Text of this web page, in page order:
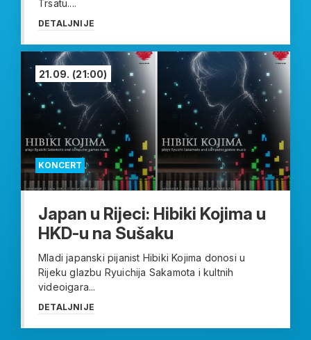
Trsatu....
DETALJNIJE
KONCERT
21.09. (21:00)
Japan u Rijeci: Hibiki Kojima u
HKD-u na Sušaku
Mladi japanski pijanist Hibiki Kojima donosi u
Rijeku glazbu Ryuichija Sakamota i kultnih
videoigara...
DETALJNIJE